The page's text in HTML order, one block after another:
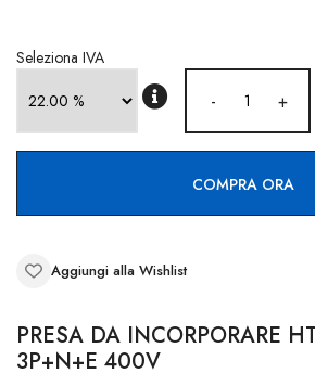
Seleziona IVA
- +
COMPRA ORA
Aggiungi alla Wishlist
PRESA DA INCORPORARE
3P+N+E 400V